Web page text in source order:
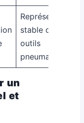
Représentation
stable des
outils
pneumatiques
un
et